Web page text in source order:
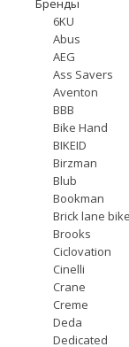
Бренды
6KU
Abus
AEG
Ass Savers
Aventon
BBB
Bike Hand
BIKEID
Birzman
Blub
Bookman
Brick lane
Brooks
Ciclovation
Cinelli
Crane
Creme
Deda
Dedicated